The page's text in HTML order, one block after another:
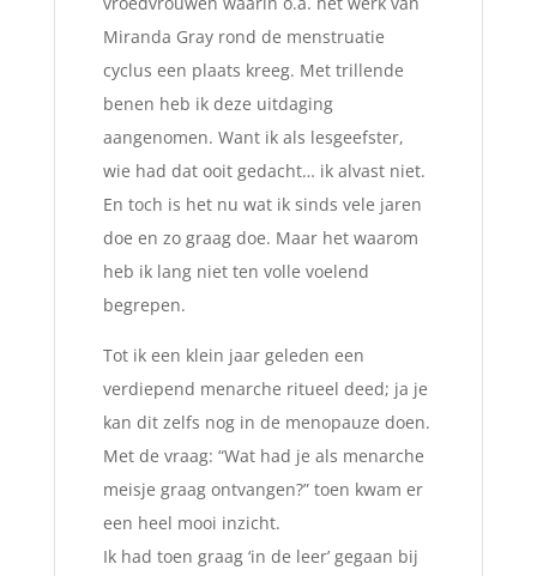
Miranda Gray rond de menstruatie
cyclus een plaats kreeg. Met trillende
benen heb ik deze uitdaging
aangenomen. Want ik als lesgeefster,
wie had dat ooit gedacht… ik alvast niet.
En toch is het nu wat ik sinds vele jaren
doe en zo graag doe. Maar het waarom
heb ik lang niet ten volle voelend
begrepen.
Tot ik een klein jaar geleden een
verdiepend menarche ritueel deed; ja je
kan dit zelfs nog in de menopauze doen.
Met de vraag: “Wat had je als menarche
meisje graag ontvangen?” toen kwam er
een heel mooi inzicht.
Ik had toen graag ‘in de leer’ gegaan bij